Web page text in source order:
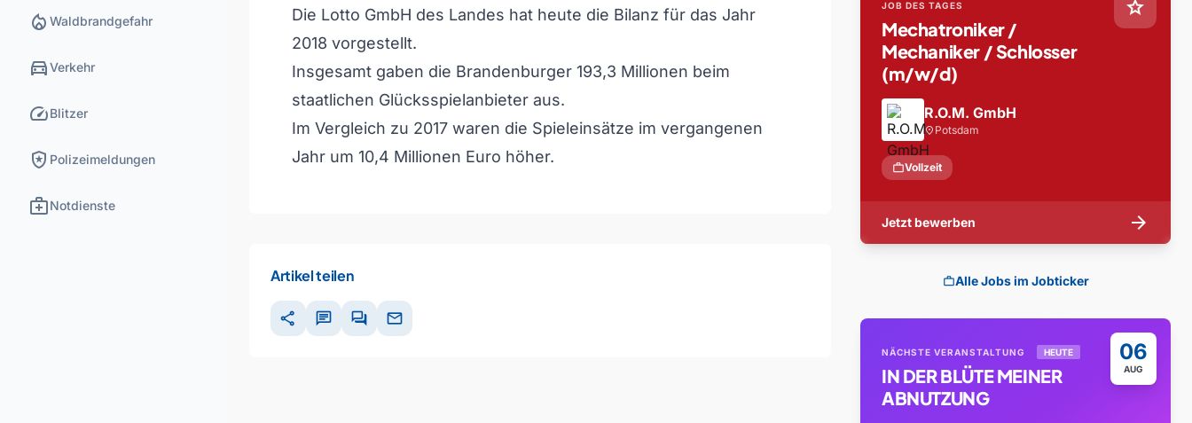
local_fire_department Waldbrandgefahr
directions_carVerkehr
speedBlitzer
local_police Polizeimeldungen
medical_servicesNotdienste
Die Lotto GmbH des Landes hat heute die Bilanz für das Jahr
2018 vorgestellt.
Insgesamt gaben die Brandenburger 193,3 Millionen beim
staatlichen Glücksspielanbieter aus.
Im Vergleich zu 2017 waren die Spieleinsätze im vergangenen
Jahr um 10,4 Millionen Euro höher.
Artikel teilen
share chat forum mail
star
JOB DES TAGES
Mechatroniker /
Mechaniker / Schlosser
(m/w/d)
R.O.M. GmbH
location_on Potsdam
workVollzeit
Jetzt bewerben arrow_forward
workAlle Jobs im Jobticker
06
AUG
NÄCHSTE VERANSTALTUNG HEUTE
IN DER BLÜTE MEINER
ABNUTZUNG